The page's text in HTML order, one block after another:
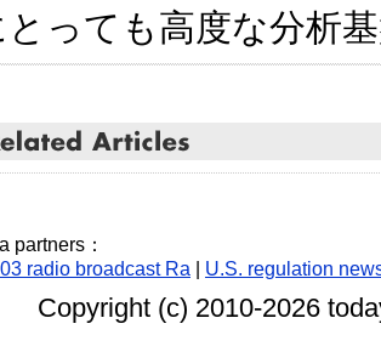
とっても高度な分析
partners：
radio broadcast Ra
U.S. regulation
Copyright (c) 2010-2026